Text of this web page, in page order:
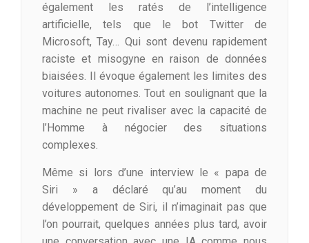
également les ratés de l’intelligence
artificielle, tels que le bot Twitter de
Microsoft, Tay… Qui sont devenu rapidement
raciste et misogyne en raison de données
biaisées. Il évoque également les limites des
voitures autonomes. Tout en soulignant que la
machine ne peut rivaliser avec la capacité de
l’Homme à négocier des situations
complexes.
Même si lors d’une interview le « papa de
Siri » a déclaré qu’au moment du
développement de Siri, il n’imaginait pas que
l’on pourrait, quelques années plus tard, avoir